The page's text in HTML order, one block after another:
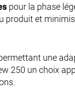
pour la phase
produit et
une
250 un choix